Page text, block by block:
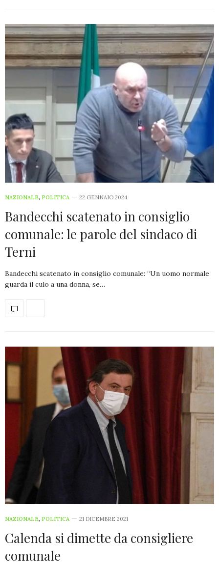
NAZIONALE, POLITICA 22 GENNAIO 2024
Bandecchi scatenato in consiglio
comunale: le parole del sindaco di
Terni
Bandecchi scatenato in consiglio comunale: “Un uomo normale
guarda il culo a una donna, se…
NAZIONALE, POLITICA 21 DICEMBRE 2021
Calenda si dimette da consigliere
comunale